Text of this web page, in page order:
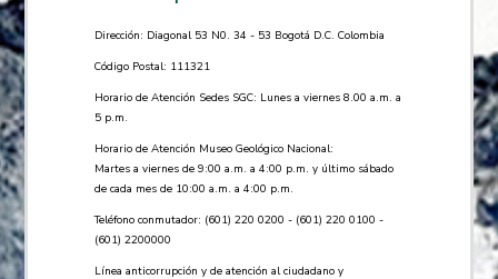
Dirección: Diagonal 53 N0. 34 - 53 Bogotá D.C. Colombia
Código Postal: 111321
Horario de Atención Sedes SGC: Lunes a viernes 8.00 a.m. a
5 p.m.
Horario de Atención Museo Geológico Nacional:
Martes a viernes de 9:00 a.m. a 4:00 p.m. y último sábado
de cada mes de 10:00 a.m. a 4:00 p.m.
Teléfono conmutador: (601) 220 0200 - (601) 220 0100 -
(601) 2200000
Línea anticorrupción y de atención al ciudadano y